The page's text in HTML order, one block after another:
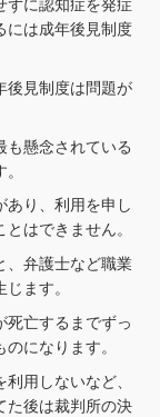
ずに認知症を発症
には成年後見制度
後見制度は問題が
も懸念されている
あり、利用を申し
はできません。
、弁護士など職業
ます。
死亡するまでずっ
になります。
用しないなど、
た後は裁判所の決